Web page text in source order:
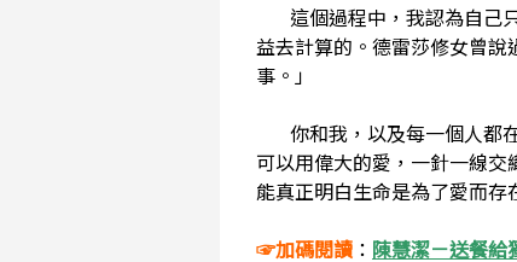
這個過程中，我認為自己
益去計算的。德雷莎修女曾
事。」
你和我，以及每一個人都
可以用偉大的愛，一針一線
能真正明白生命是為了愛而存
☞加碼閱讀 ： 陳慧潔－送餐給